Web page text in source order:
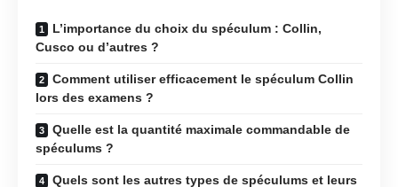
L’importance du choix du spéculum : Collin,
Cusco ou d’autres ?
Comment utiliser efficacement le spéculum Collin
lors des examens ?
Quelle est la quantité maximale commandable de
spéculums ?
Quels sont les autres types de spéculums et leurs